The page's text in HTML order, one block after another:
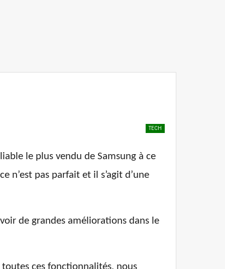
TECH
le plus vendu de Samsung à ce
n’est pas parfait et il s’agit d’une
de grandes améliorations dans le
toutes ces fonctionnalités, nous